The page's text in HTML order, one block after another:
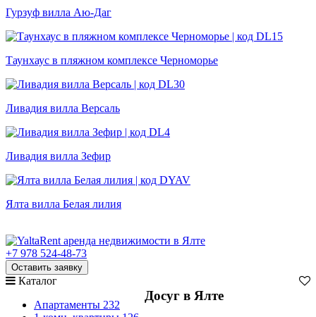
Гурзуф вилла Аю-Даг
Таунхаус в пляжном комплексе Черноморье
Ливадия вилла Версаль
Ливадия вилла Зефир
Ялта вилла Белая лилия
+7 978 524-48-73
Оставить заявку
Каталог
Апартаменты 232
Досуг в Ялте